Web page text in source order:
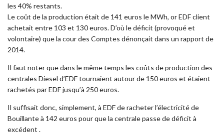
les 40% restants.
Le coût de la production était de 141 euros le MWh, or EDF client
achetait entre 103 et 130 euros. D’où le déficit (provoqué et
volontaire) que la cour des Comptes dénonçait dans un rapport de
2014.
Il faut noter que dans le même temps les coûts de production des
centrales Diesel d’EDF tournaient autour de 150 euros et étaient
rachetés par EDF jusqu’à 250 euros.
Il suffisait donc, simplement, à EDF de racheter l’électricité de
Bouillante à 142 euros pour que la centrale passe de déficit à
excédent .